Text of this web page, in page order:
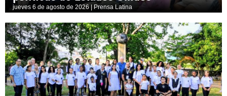
jueves 6 de agosto de 2026 | Prensa Latina